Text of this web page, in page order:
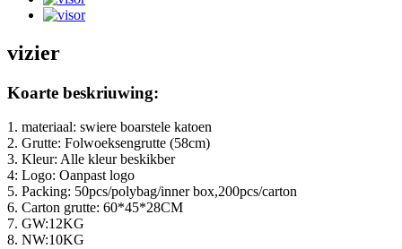
vizier
Koarte beskriuwing:
1. materiaal: swiere boarstele katoen
2. Grutte: Folwoeksengrutte (58cm)
3. Kleur: Alle kleur beskikber
4: Logo: Oanpast logo
5. Packing: 50pcs/polybag/inner box,200pcs/carton
6. Carton grutte: 60*45*28CM
7. GW:12KG
8. NW:10KG